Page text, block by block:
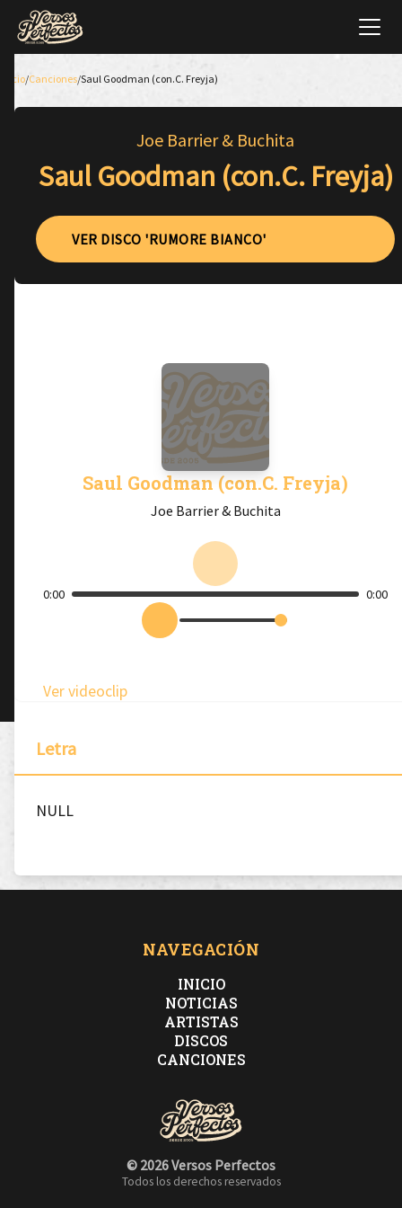
Inicio/Canciones/Saul Goodman (con.C. Freyja)
Joe Barrier & Buchita
Saul Goodman (con.C. Freyja)
VER DISCO 'RUMORE BIANCO'
Saul Goodman (con.C. Freyja)
Joe Barrier & Buchita
0:00 0:00
Ver videoclip
Letra
NULL
NAVEGACIÓN
INICIO
NOTICIAS
ARTISTAS
DISCOS
CANCIONES
© 2026 Versos Perfectos
Todos los derechos reservados